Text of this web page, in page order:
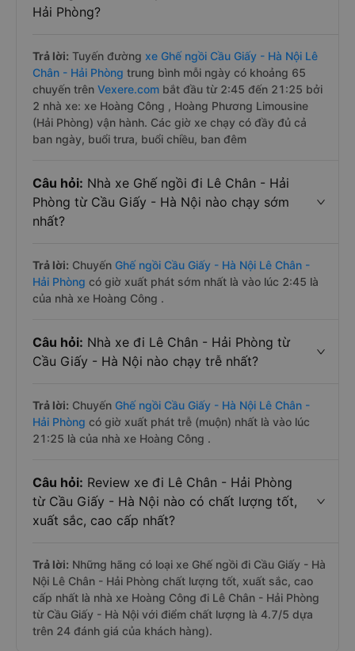
Hải Phòng?
Trả lời: Tuyến đường xe Ghế ngồi Cầu Giấy - Hà Nội Lê
Chân - Hải Phòng trung bình mỗi ngày có khoảng 65
chuyến trên Vexere.com bắt đầu từ 2:45 đến 21:25 bởi
2 nhà xe: xe Hoàng Công , Hoàng Phương Limousine
(Hải Phòng) vận hành. Các giờ xe chạy có đầy đủ cả
ban ngày, buổi trưa, buổi chiều, ban đêm
Câu hỏi: Nhà xe Ghế ngồi đi Lê Chân - Hải
Phòng từ Cầu Giấy - Hà Nội nào chạy sớm
nhất?
Trả lời: Chuyến Ghế ngồi Cầu Giấy - Hà Nội Lê Chân -
Hải Phòng có giờ xuất phát sớm nhất là vào lúc 2:45 là
của nhà xe Hoàng Công .
Câu hỏi: Nhà xe đi Lê Chân - Hải Phòng từ
Cầu Giấy - Hà Nội nào chạy trễ nhất?
Trả lời: Chuyến Ghế ngồi Cầu Giấy - Hà Nội Lê Chân -
Hải Phòng có giờ xuất phát trễ (muộn) nhất là vào lúc
21:25 là của nhà xe Hoàng Công .
Câu hỏi: Review xe đi Lê Chân - Hải Phòng
từ Cầu Giấy - Hà Nội nào có chất lượng tốt,
xuất sắc, cao cấp nhất?
Trả lời: Những hãng có loại xe Ghế ngồi đi Cầu Giấy - Hà
Nội Lê Chân - Hải Phòng chất lượng tốt, xuất sắc, cao
cấp nhất là nhà xe Hoàng Công đi Lê Chân - Hải Phòng
từ Cầu Giấy - Hà Nội với điểm chất lượng là 4.7/5 dựa
trên 24 đánh giá của khách hàng).